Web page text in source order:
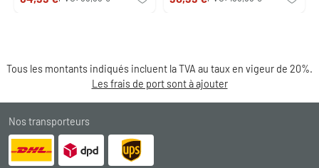
Tous les montants indiqués incluent la TVA au taux en vigeur de 20%.
Les frais de port sont à ajouter
Nos transporteurs